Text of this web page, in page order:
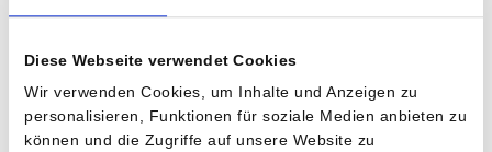
Diese Webseite verwendet Cookies
Wir verwenden Cookies, um Inhalte und Anzeigen zu
personalisieren, Funktionen für soziale Medien anbieten zu
können und die Zugriffe auf unsere Website zu
Ausbildung des Nachwuchses, zeichnet den neuen Oberarzt in
Villach aus.